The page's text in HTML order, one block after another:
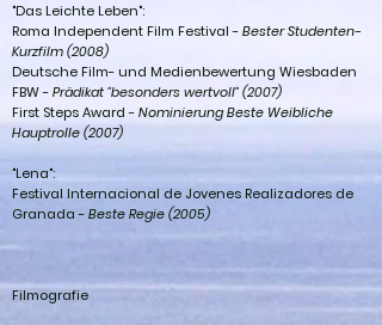
"Das Leichte Leben":
Roma Independent Film Festival -Bester Studenten-
Kurzfilm (2008)
Deutsche Film- und Medienbewertung Wiesbaden
FBW -Prädikat "besonders wertvoll" (2007)
First Steps Award -Nominierung Beste Weibliche
Hauptrolle (2007)
"Lena":
Festival Internacional de Jovenes Realizadores de
Granada -Beste Regie (2005)
Filmografie